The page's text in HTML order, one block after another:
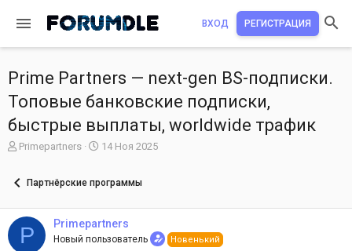
ВХОД РЕГИСТРАЦИЯ
Prime Partners — next-gen BS-подписки.
Топовые банковские подписки,
быстрые выплаты, worldwide трафик
А
о
т
е
м
Primepartners
Д
а
ч
а
14 Ноя 2025
Партнёрские программы
P Primepartners
Новый пользователь Новенький